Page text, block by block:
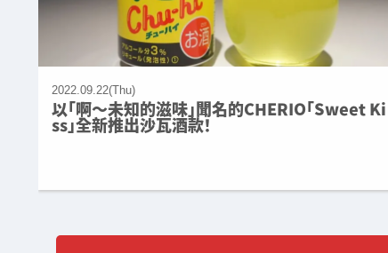
2022.09.22(Thu)
以「啊～未知的滋味」聞名的CHERIO「Sweet Ki
ss」全新推出沙瓦酒款！